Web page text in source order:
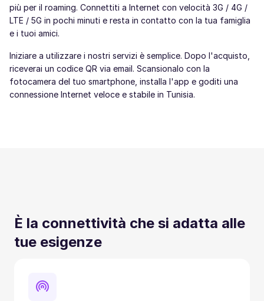
più per il roaming. Connettiti a Internet con velocità 3G / 4G /
LTE / 5G in pochi minuti e resta in contatto con la tua famiglia
e i tuoi amici.
Iniziare a utilizzare i nostri servizi è semplice. Dopo l'acquisto,
riceverai un codice QR via email. Scansionalo con la
fotocamera del tuo smartphone, installa l'app e goditi una
connessione Internet veloce e stabile in Tunisia.
È la connettività che si adatta alle
tue esigenze